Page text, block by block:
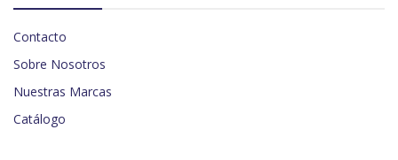
Contacto
Sobre Nosotros
Nuestras Marcas
Catálogo